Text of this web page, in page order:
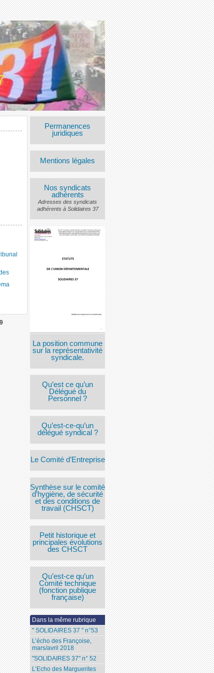
Permanences
juridiques
Mentions légales
Nos syndicats
adhérents
Adresses des syndicats
adhérents à Solidaires 37
La position commune
sur la représentativité
syndicale.
Qu’est ce qu’un
Délégué du
Personnel ?
Qu’est-ce-qu’un
délégué syndical ?
Le Comité d’Entreprise
Synthèse sur le comité
d’hygiène, de sécurité
et des conditions de
travail (CHSCT)
Petit historique et
principales évolutions
des CHSCT
Qu’est-ce qu’un
Comité technique
(fonction publique
française)
Dans la même rubrique
" SOLIDAIRES 37 " n°53
L’écho des Françoise,
mars/avril 2018
"SOLIDAIRES 37" n° 52
L’Echo des Marguerites